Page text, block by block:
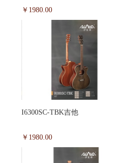
￥1980.00
I6300SC-TBK吉他
￥1980.00